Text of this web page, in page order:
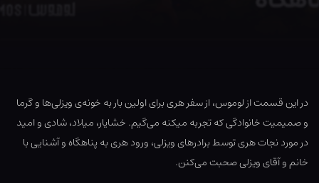
در این قسمت از لوموس، از سفر هری برای اولین بار به خونه‌ی ویزلی‌ها و گرما
و صمیمیت خانوادگی که تجربه میکنه می‌گیم. خشایار، میلاد، شادی و امید
در مورد نجات هری توسط برادرهای ویزلی، ورود هری به پناهگاه و آشنایی با
خانم و آقای ویزلی صحبت می‌کنن.